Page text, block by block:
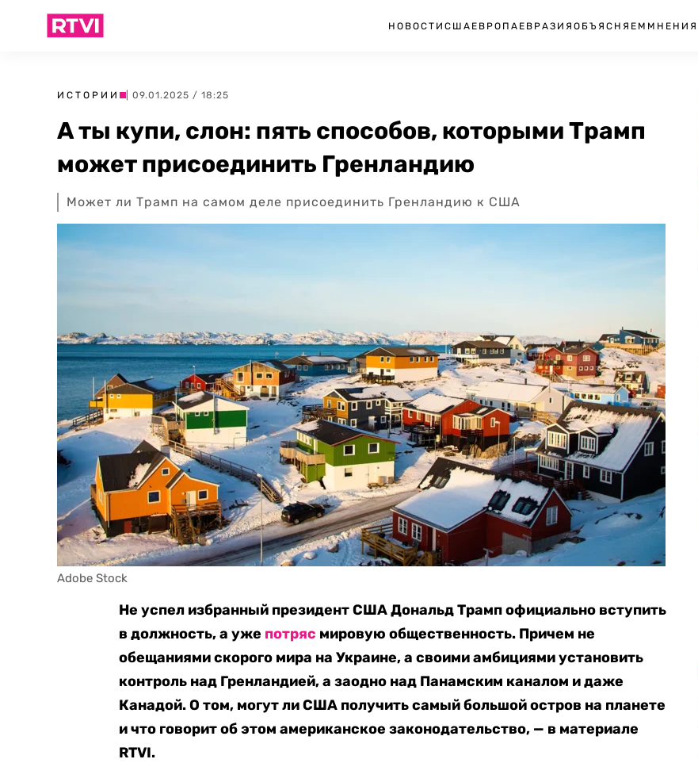
НОВОСТИ США ЕВРОПА ЕВРАЗИЯ ОБЪЯСНЯЕМ МНЕНИЯ
ИСТОРИИ | 09.01.2025 / 18:25
А ты купи, слон: пять способов, которыми Трамп
может присоединить Гренландию
Может ли Трамп на самом деле присоединить Гренландию к США
Adobe Stock
Не успел избранный президент США Дональд Трамп официально вступить
в должность, а уже потряс мировую общественность. Причем не
обещаниями скорого мира на Украине, а своими амбициями установить
контроль над Гренландией, а заодно над Панамским каналом и даже
Канадой. О том, могут ли США получить самый большой остров на планете
и что говорит об этом американское законодательство, — в материале
RTVI.